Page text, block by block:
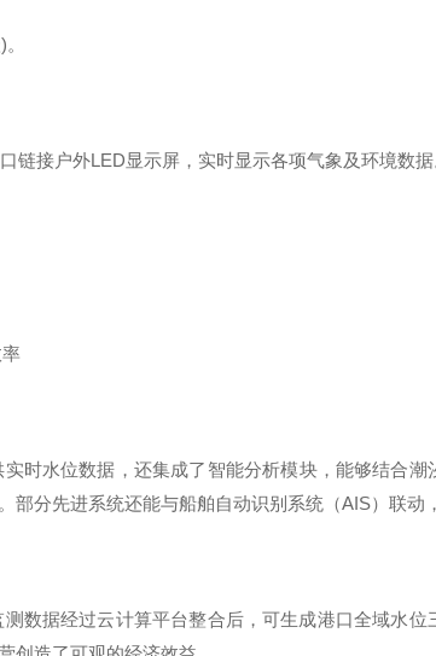
)。
链接户外LED显示屏，实时显示各项气象及环境数据
时水位数据，还集成了智能分析模块，能够结合
部分先进系统还能与船舶自动识别系统（AIS）联动
数据经过云计算平台整合后，可生成港口全域水